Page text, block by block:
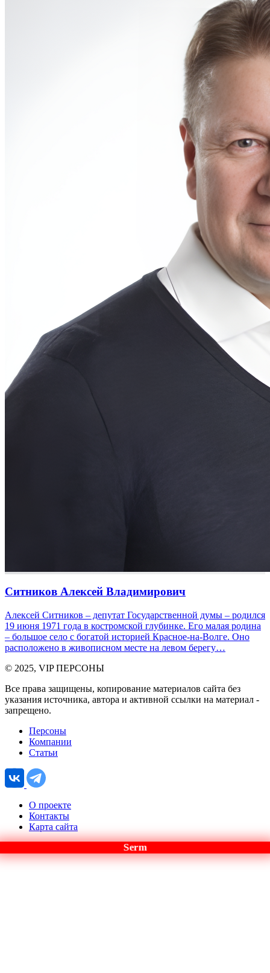
Ситников Алексей Владимирович
Алексей Ситников – депутат Государственной думы – родился
19 июня 1971 года в костромской глубинке. Его малая родина
– большое село с богатой историей Красное-на-Волге. Оно
расположено в живописном месте на левом берегу…
© 2025, VIP ПЕРСОНЫ
Все права защищены, копирование материалов сайта без
указания источника, автора и активной ссылки на материал -
запрещено.
Персоны
Компании
Статьи
О проекте
Контакты
Карта сайта
Serm